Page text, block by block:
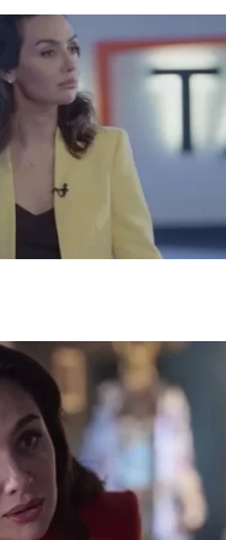
ویلی چگونه انجام
The
Punisher
«تنبیه